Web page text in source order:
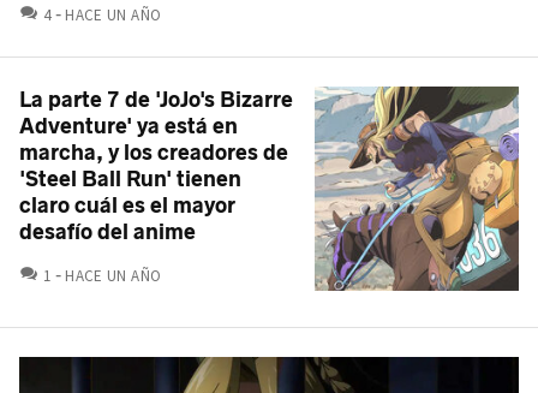
4 COMENTARIOS
HACE UN AÑO
La parte 7 de 'JoJo's Bizarre
Adventure' ya está en
marcha, y los creadores de
'Steel Ball Run' tienen
claro cuál es el mayor
desafío del anime
1 COMENTARIOS
HACE UN AÑO